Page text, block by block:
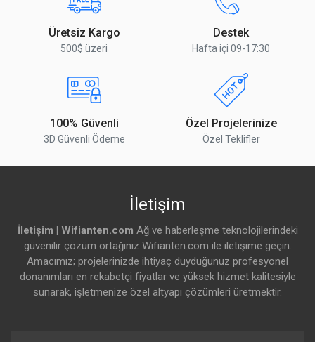
* Email Adresiniz
Üretsiz Kargo
500$ üzeri
Destek
Hafta içi 09-17:30
100% Güvenli
3D Güvenli Ödeme
Özel Projelerinize
Özel Teklifler
İletişim
İletişim | Wifianten.com Ağ ve haberleşme teknolojilerindeki
güvenilir çözüm ortağınız Wifianten.com ile iletişime geçin.
Amacımız; projelerinizde ihtiyaç duyduğunuz profesyonel
donanımları en rekabetçi fiyatlar ve yüksek hizmet kalitesiyle
sunarak, işletmenize özel altyapı çözümleri üretmektir.